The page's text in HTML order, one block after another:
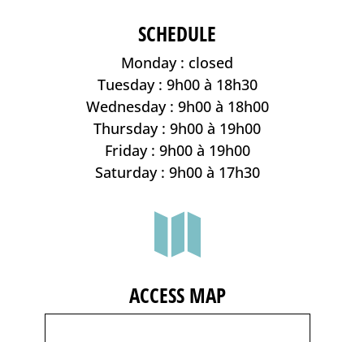
SCHEDULE
Monday : closed
Tuesday : 9h00 à 18h30
Wednesday : 9h00 à 18h00
Thursday : 9h00 à 19h00
Friday : 9h00 à 19h00
Saturday : 9h00 à 17h30

ACCESS MAP